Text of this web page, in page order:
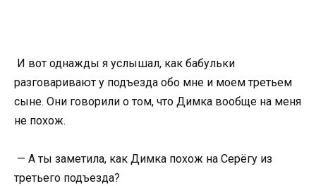
И вот однажды я услышал, как бабульки
разговаривают у подъезда обо мне и моем третьем
сыне. Они говорили о том, что Димка вообще на меня
не похож.
— А ты заметила, как Димка похож на Серёгу из
третьего подъезда?